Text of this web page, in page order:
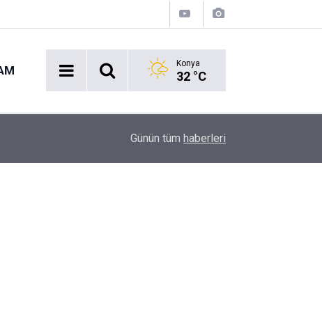
Konya
32 °C
Günün tüm haberleri